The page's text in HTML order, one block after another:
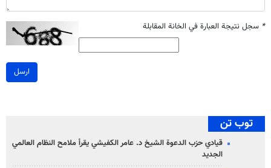
* سجل نتيجة العبارة في الخانة المقابلة
ارسل
توب تن
قيادي حزب الدعوة الشيخ د. عامر الكفيشي يقرأ ملامح النظام العالمي
الجديد